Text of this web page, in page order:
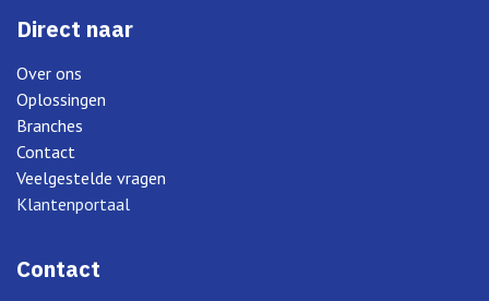
Direct naar
Over ons
Oplossingen
Branches
Contact
Veelgestelde vragen
Klantenportaal
Contact